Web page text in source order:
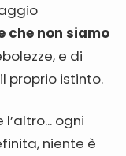
che non siamo
e di
proprio istinto.
ogni
niente è